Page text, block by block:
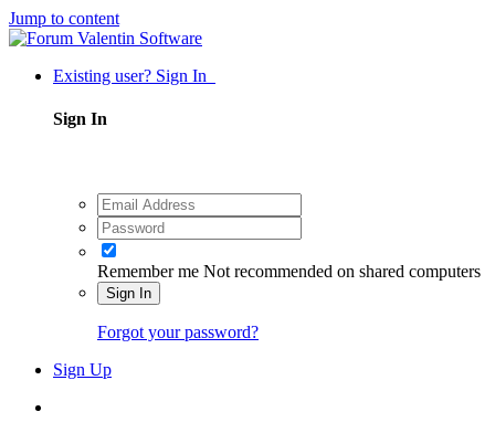
Jump to content
Existing user? Sign In
Sign In
Remember me Not recommended on shared computers
Sign In
Forgot your password?
Sign Up